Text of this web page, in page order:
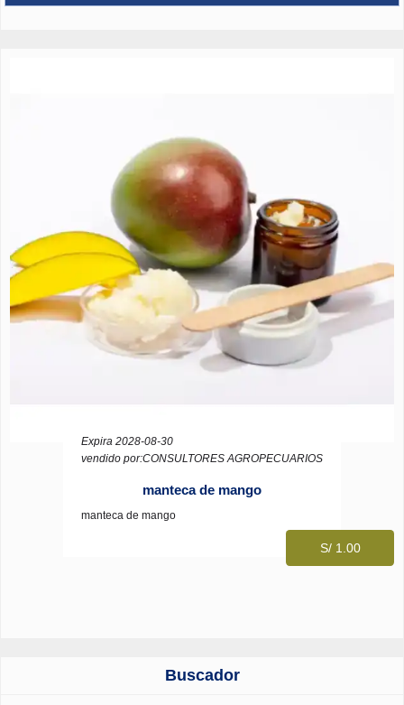
Expira 2028-08-30
vendido por:CONSULTORES AGROPECUARIOS
manteca de mango
manteca de mango
S/ 1.00
Buscador